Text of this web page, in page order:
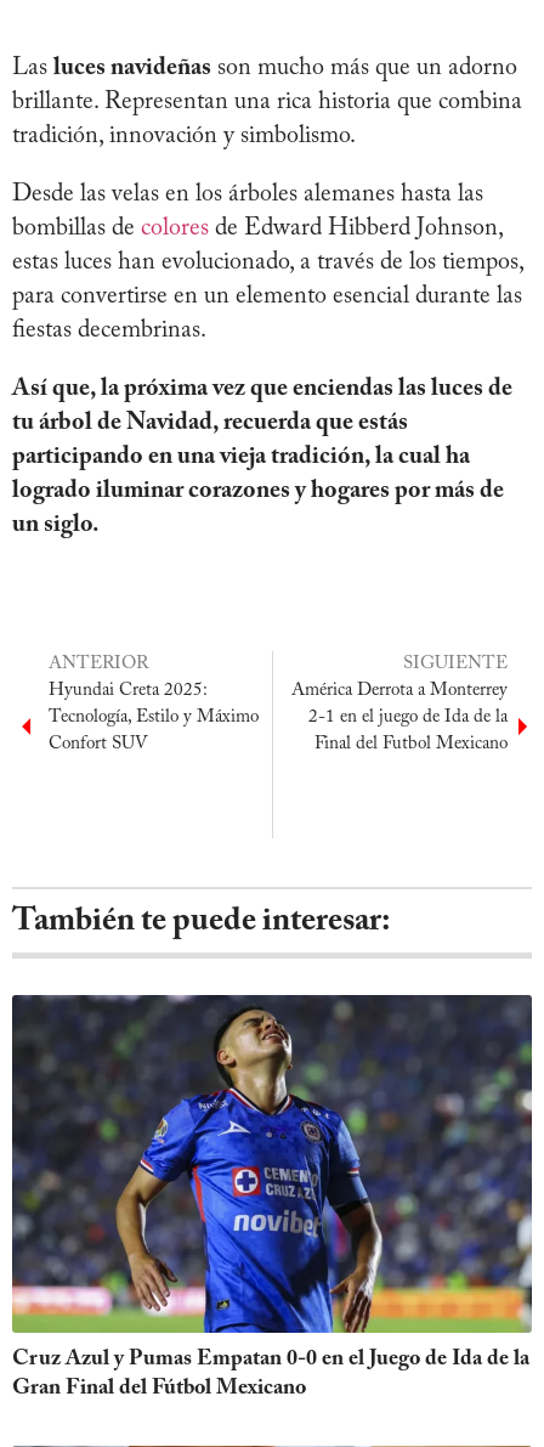
Las luces navideñas son mucho más que un adorno
brillante. Representan una rica historia que combina
tradición, innovación y simbolismo.
Desde las velas en los árboles alemanes hasta las
bombillas de colores de Edward Hibberd Johnson,
estas luces han evolucionado, a través de los tiempos,
para convertirse en un elemento esencial durante las
fiestas decembrinas.
Así que, la próxima vez que enciendas las luces de
tu árbol de Navidad, recuerda que estás
participando en una vieja tradición, la cual ha
logrado iluminar corazones y hogares por más de
un siglo.
ANTERIOR
Hyundai Creta 2025:
Tecnología, Estilo y Máximo
Confort SUV
SIGUIENTE
América Derrota a Monterrey
2-1 en el juego de Ida de la
Final del Futbol Mexicano
También te puede interesar:
Cruz Azul y Pumas Empatan 0-0 en el Juego de Ida de la
Gran Final del Fútbol Mexicano